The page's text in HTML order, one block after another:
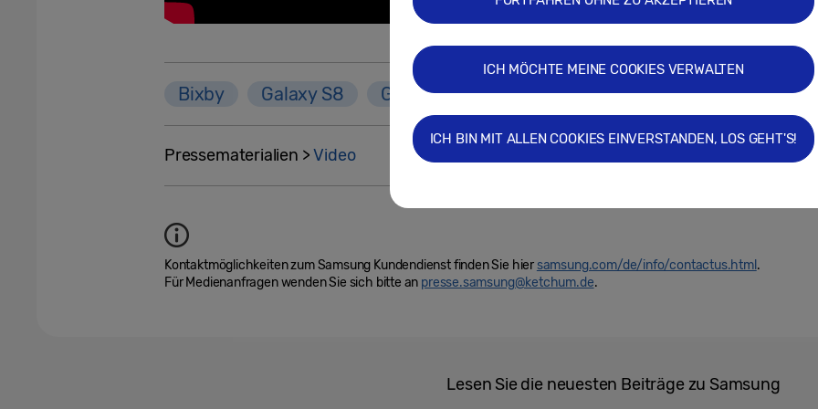
Bixby Galaxy S8 Gamescom Infinity Display S8
Pressematerialien >Video
Kontaktmöglichkeiten zum Samsung Kundendienst finden Sie hiersamsung.com/de/info/contactus.html .
Für Medienanfragen wenden Sie sich bitte an presse.samsung@ketchum.de.
Lesen Sie die neuesten Beiträge zu Samsung
ICH MÖCHTE MEINE COOKIES VERWALTEN
ICH BIN MIT ALLEN COOKIES EINVERSTANDEN, LOS GEHT'S!